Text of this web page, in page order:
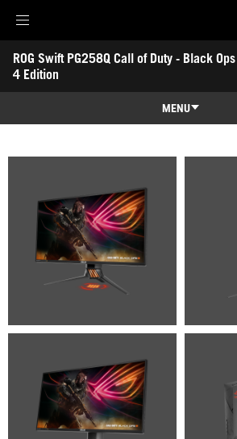
Accessibility links
Skip to content
Accessibility Help
Skip to Menu
Rodapé ASUS
ROG Swift PG258Q Call of Duty - Black Ops
4 Edition
-
MENU
Galeria